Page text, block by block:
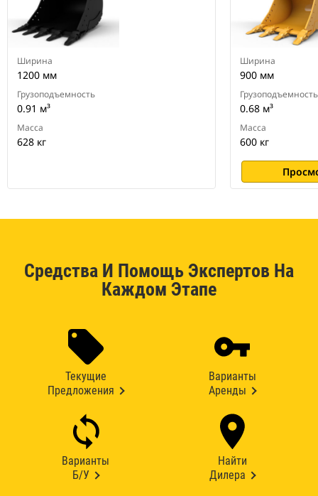
Ширина
1200 мм
Грузоподъемность
0.91 м³
Масса
628 кг
Ширина
900 мм
Грузоподъемность
0.68 м³
Масса
600 кг
Средства И Помощь Экспертов На
Каждом Этапе
Текущие
Предложения
Варианты
Аренды
Варианты
Б/У
Найти
Дилера